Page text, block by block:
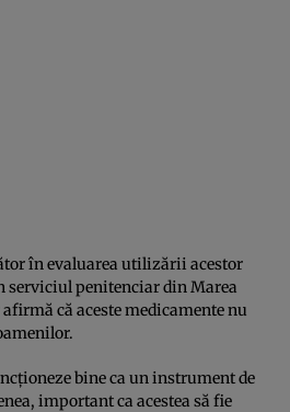
în evaluarea utilizării acestor
serviciul penitenciar din Marea
că aceste medicamente nu
bine ca un instrument de
important ca acestea să fie